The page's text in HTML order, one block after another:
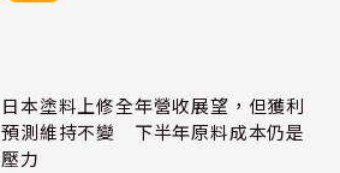
日本塗料上修全年營收展望，但獲利
預測維持不變 下半年原料成本仍是
壓力